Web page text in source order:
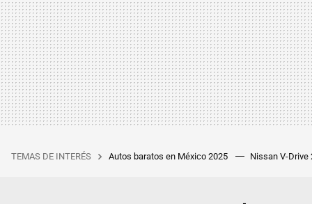
TEMAS DE INTERÉS Autos baratos en México 2025 Nissan V-Drive